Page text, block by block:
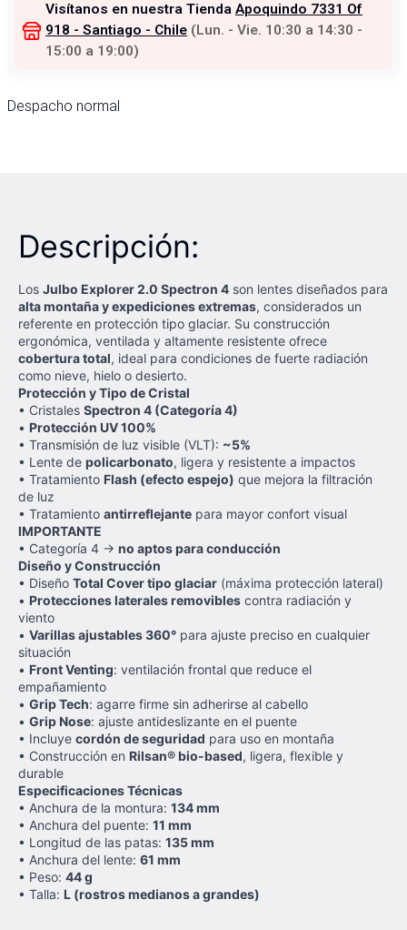
Visítanos en nuestra Tienda Apoquindo 7331 Of
918 - Santiago - Chile (Lun. - Vie. 10:30 a 14:30 -
15:00 a 19:00)
Despacho normal
Descripción:
Los Julbo Explorer 2.0 Spectron 4 son lentes diseñados para
alta montaña y expediciones extremas, considerados un
referente en protección tipo glaciar. Su construcción
ergonómica, ventilada y altamente resistente ofrece
cobertura total, ideal para condiciones de fuerte radiación
como nieve, hielo o desierto.
Protección y Tipo de Cristal
• Cristales Spectron 4 (Categoría 4)
• Protección UV 100%
• Transmisión de luz visible (VLT): ~5%
• Lente de policarbonato, ligera y resistente a impactos
• Tratamiento Flash (efecto espejo) que mejora la filtración
de luz
• Tratamiento antirreflejante para mayor confort visual
IMPORTANTE
• Categoría 4 → no aptos para conducción
Diseño y Construcción
• Diseño Total Cover tipo glaciar (máxima protección lateral)
• Protecciones laterales removibles contra radiación y
viento
• Varillas ajustables 360° para ajuste preciso en cualquier
situación
• Front Venting: ventilación frontal que reduce el
empañamiento
• Grip Tech: agarre firme sin adherirse al cabello
• Grip Nose: ajuste antideslizante en el puente
• Incluye cordón de seguridad para uso en montaña
• Construcción en Rilsan® bio-based, ligera, flexible y
durable
Especificaciones Técnicas
• Anchura de la montura: 134 mm
• Anchura del puente: 11 mm
• Longitud de las patas: 135 mm
• Anchura del lente: 61 mm
• Peso: 44 g
• Talla: L (rostros medianos a grandes)